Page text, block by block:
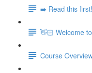
➡️ Read this first!
👋🏻 Welcome
Course